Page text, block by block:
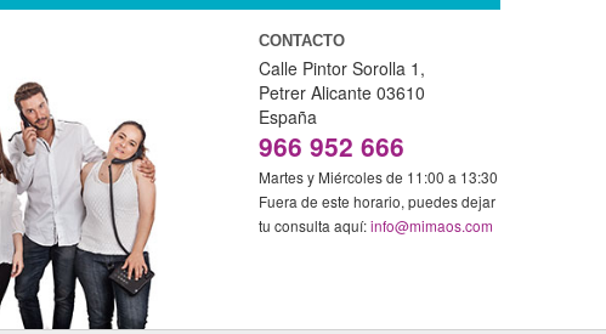
CONTACTO
Calle Pintor Sorolla 1,
Petrer Alicante 03610
España
966 952 666
Martes y Miércoles de 11:00 a 13:30
Fuera de este horario, puedes dejar
tu consulta aquí:info@mimaos.com